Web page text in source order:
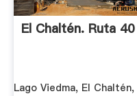
El Chaltén. Ruta 40
Lago Viedma, El Chaltén,